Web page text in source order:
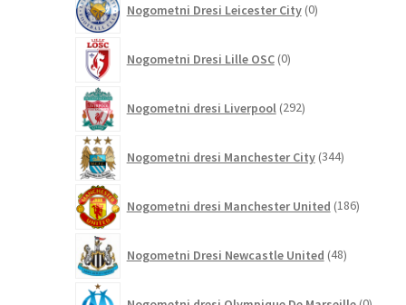
Nogometni Dresi Leicester City 0izdelkov
Nogometni Dresi Lille OSC 0izdelkov
Nogometni dresi Liverpool 292izdelkov
Nogometni dresi Manchester City 344izdelkov
Nogometni dresi Manchester United 186izdelkov
Nogometni Dresi Newcastle United 48izdelkov